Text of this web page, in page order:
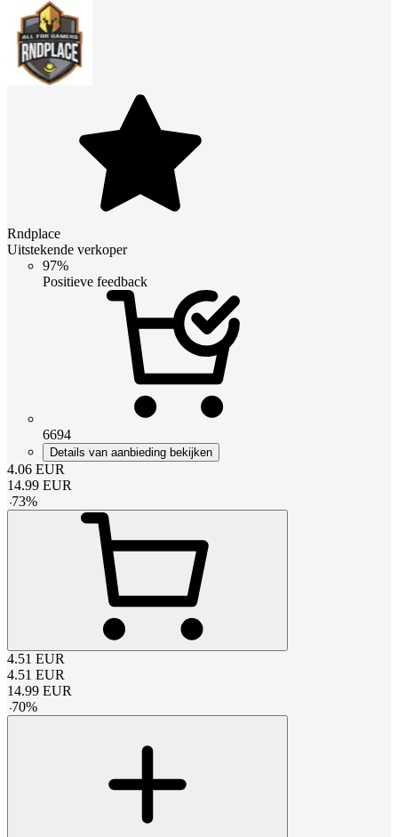
Rndplace
Uitstekende verkoper
97%
Positieve feedback
6694
Details van aanbieding bekijken
4.06 EUR
14.99 EUR
-73%
4.51 EUR
4.51 EUR
14.99 EUR
-70%